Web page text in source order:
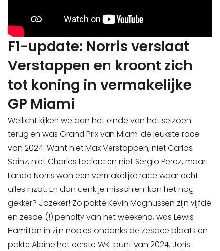
F1-update: Norris verslaat
Verstappen en kroont zich
tot koning in vermakelijke
GP Miami
Wellicht kijken we aan het einde van het seizoen
terug en was Grand Prix van Miami de leukste race
van 2024. Want niet Max Verstappen, niet Carlos
Sainz, niet Charles Leclerc en niet Sergio Perez, maar
Lando Norris won een vermakelijke race waar echt
alles inzat. En dan denk je misschien: kan het nog
gekker? Jazeker! Zo pakte Kevin Magnussen zijn vijfde
en zesde (!) penalty van het weekend, was Lewis
Hamilton in zijn nopjes ondanks de zesdee plaats en
pakte Alpine het eerste WK-punt van 2024. Joris